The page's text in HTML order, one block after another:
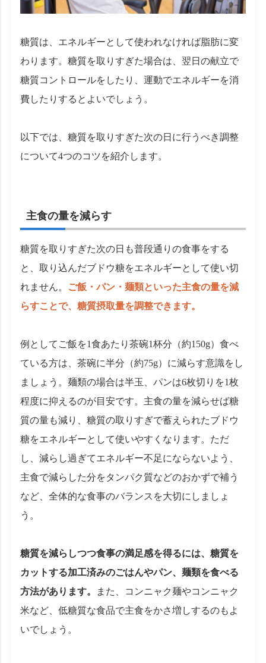
糖質は、エネルギーとして使われなければ脂肪に変
わります。糖質を取りすぎた場合は、翌日の献立で
糖質コントロールをしたり、運動でエネルギーを消
費したりするとよいでしょう。
以下では、糖質を取りすぎた次の日に行うべき調整
について4つのコツを紹介します。
主食の量を減らす
糖質を取りすぎた次の日も普段通りの食事をする
と、取り込んだブドウ糖をエネルギーとして使い切
れません。 ご飯・パン・麺類といった主食の量を減
らすことで、糖質摂取量を調整できます。
例としてご飯を1食あたり茶碗1杯分（約150g）食べ
ている方は、茶碗に半分（約75g）に減らす意識をし
ましょう。麺類の場合は半玉、パンは6枚切りを1枚
程度に抑えるのが目安です。主食の量を減らせば糖
質の量も減り、糖質の取りすぎで蓄えられたブドウ
糖をエネルギーとして使いやすくなります。ただ
し、減らし過ぎてエネルギー不足にならないよう、
主食で減らした分をタンパク質などのおかずで補う
など、全体的な食事のバランスを大切にしましょ
う。
糖質を減らしつつ食事の満足感を得るには、糖質を
カットする加工済みのごはんやパン、麺類を食べる
方法があります。
また、コンニャク麺やコンニャク
米など、低糖質な食品で主食をかさ増しするのもよ
いでしょう。